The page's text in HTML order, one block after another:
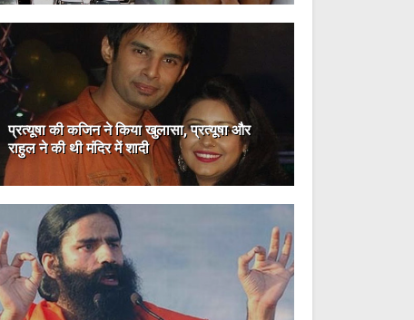
प्रत्यूषा की कजिन ने किया खुलासा, प्रत्यूषा और
राहुल ने की थी मंदिर में शादी